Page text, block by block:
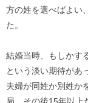
方の姓を選べばよい
た。
結婚当時、もしかす
という淡い期待があ
夫婦が同姓か別姓か
局、その後15年以上